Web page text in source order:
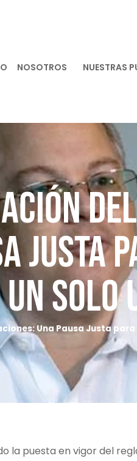
NOSOTROS NUESTRAS
Justa
Solo
Una Pausa Justa para
la puesta en vigor del